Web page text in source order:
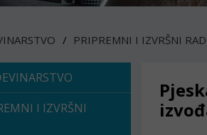
PRIPREMNI I IZVRŠNI
I IZVRŠNI